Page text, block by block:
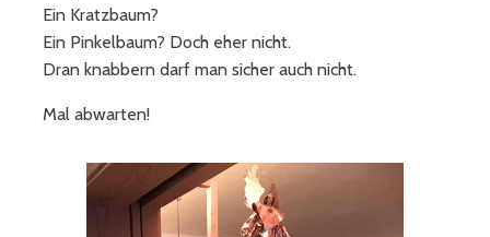
Ein Kratzbaum?
Ein Pinkelbaum? Doch eher nicht.
Dran knabbern darf man sicher auch nicht.
Mal abwarten!